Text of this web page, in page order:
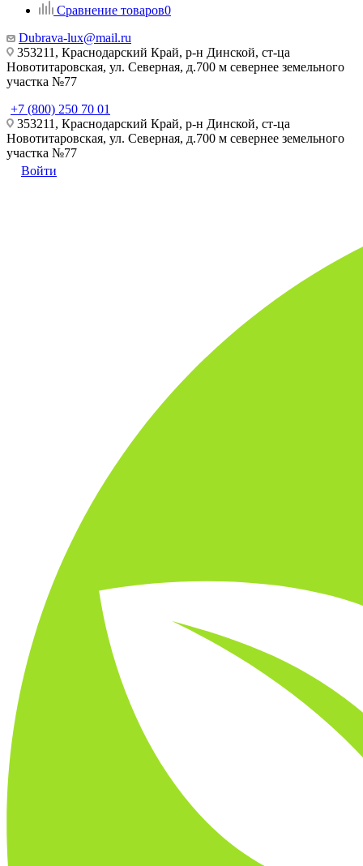
Сравнение товаров0
Dubrava-lux@mail.ru
353211, Краснодарский Край, р-н Динской, ст-ца
Новотитаровская, ул. Северная, д.700 м севернее земельного
участка №77
+7 (800) 250 70 01
353211, Краснодарский Край, р-н Динской, ст-ца
Новотитаровская, ул. Северная, д.700 м севернее земельного
участка №77
Войти